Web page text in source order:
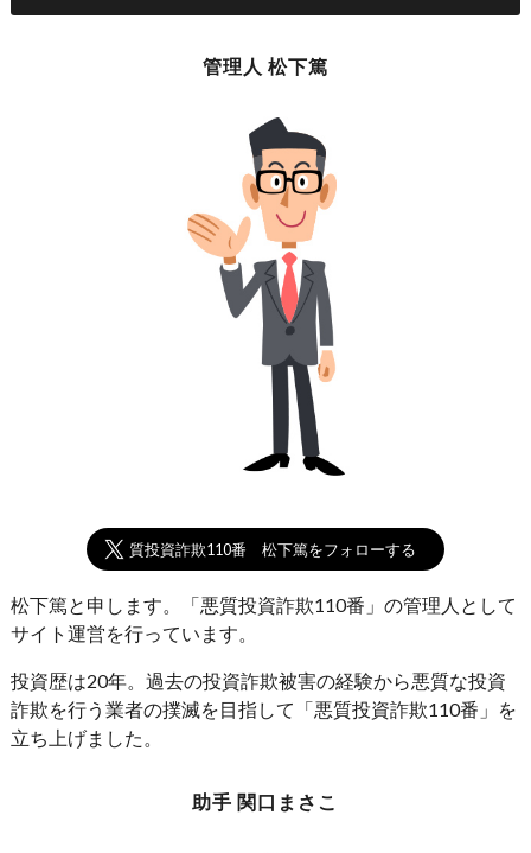
管理人 松下篤
悪質投資詐欺110番 松下篤をフォローする
松下篤と申します。「悪質投資詐欺110番」の管理人として
サイト運営を行っています。
投資歴は20年。過去の投資詐欺被害の経験から悪質な投資
詐欺を行う業者の撲滅を目指して「悪質投資詐欺110番」を
立ち上げました。
助手 関口まさこ